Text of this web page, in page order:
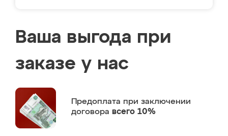
Ваша выгода при
заказе у нас
Предоплата при заключении
договора всего 10%